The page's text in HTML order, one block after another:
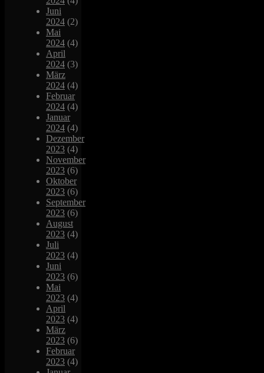
Juni
2024 (2)
Mai
2024 (4)
April
2024 (3)
März
2024 (4)
Februar
2024 (4)
Januar
2024 (4)
Dezember
2023 (4)
November
2023 (6)
Oktober
2023 (6)
September
2023 (6)
August
2023 (4)
Juli
2023 (4)
Juni
2023 (6)
Mai
2023 (4)
April
2023 (4)
März
2023 (6)
Februar
2023 (4)